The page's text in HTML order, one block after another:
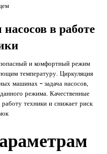
в работе
и комфортный режим
температуру. Циркуляция
машинах – задача насосов,
режима. Качественные
техники и снижает риск